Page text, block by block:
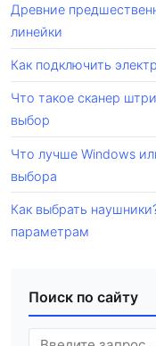
Древние
линейки
Как подключить
Что такое сканер
выбор
Что лучше Windows
выбора
Как выбрать
параметрам
Поиск по сайту